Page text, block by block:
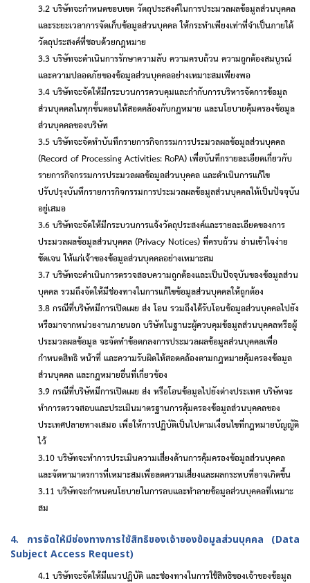
3.2 บริษัทจะกำหนดขอบเขต วัตถุประสงค์ในการประมวลผลข้อมูลส่วนบุคคล
และระยะเวลาการจัดเก็บข้อมูลส่วนบุคคล ให้กระทำเพียงเท่าที่จำเป็นภายใต้
วัตถุประสงค์ที่ชอบด้วยกฎหมาย
3.3 บริษัทจะดำเนินการรักษาความลับ ความครบถ้วน ความถูกต้องสมบูรณ์
และความปลอดภัยของข้อมูลส่วนบุคคลอย่างเหมาะสมเพียงพอ
3.4 บริษัทจะจัดให้มีกระบวนการควบคุมและกำกับการบริหารจัดการข้อมูล
ส่วนบุคคลในทุกขั้นตอนให้สอดคล้องกับกฎหมาย และนโยบายคุ้มครองข้อมูล
ส่วนบุคคลของบริษัท
3.5 บริษัทจะจัดทำบันทึกรายการกิจกรรมการประมวลผลข้อมูลส่วนบุคคล
(Record of Processing Activities: RoPA) เพื่อบันทึกรายละเอียดเกี่ยวกับ
รายการกิจกรรมการประมวลผลข้อมูลส่วนบุคคล และดำเนินการแก้ไข
ปรับปรุงบันทึกรายการกิจกรรมการประมวลผลข้อมูลส่วนบุคคลให้เป็นปัจจุบัน
อยู่เสมอ
3.6 บริษัทจะจัดให้มีกระบวนการแจ้งวัตถุประสงค์และรายละเอียดของการ
ประมวลผลข้อมูลส่วนบุคคล (Privacy Notices) ที่ครบถ้วน อ่านเข้าใจง่าย
ชัดเจน ให้แก่เจ้าของข้อมูลส่วนบุคคลอย่างเหมาะสม
3.7 บริษัทจะดำเนินการตรวจสอบความถูกต้องและเป็นปัจจุบันของข้อมูลส่วน
บุคคล รวมถึงจัดให้มีช่องทางในการแก้ไขข้อมูลส่วนบุคคลให้ถูกต้อง
3.8 กรณีที่บริษัทมีการเปิดเผย ส่ง โอน รวมถึงได้รับโอนข้อมูลส่วนบุคคลไปยัง
หรือมาจากหน่วยงานภายนอก บริษัทในฐานะผู้ควบคุมข้อมูลส่วนบุคคลหรือผู้
ประมวลผลข้อมูล จะจัดทำข้อตกลงการประมวลผลข้อมูลส่วนบุคคลเพื่อ
กำหนดสิทธิ หน้าที่ และความรับผิดให้สอดคล้องตามกฎหมายคุ้มครองข้อมูล
ส่วนบุคคล และกฎหมายอื่นที่เกี่ยวข้อง
3.9 กรณีที่บริษัทมีการเปิดเผย ส่ง หรือโอนข้อมูลไปยังต่างประเทศ บริษัทจะ
ทำการตรวจสอบและประเมินมาตรฐานการคุ้มครองข้อมูลส่วนบุคคลของ
ประเทศปลายทางเสมอ เพื่อให้การปฏิบัติเป็นไปตามเงื่อนไขที่กฎหมายบัญญัติ
ไว้
3.10 บริษัทจะทำการประเมินความเสี่ยงด้านการคุ้มครองข้อมูลส่วนบุคคล
และจัดหามาตรการที่เหมาะสมเพื่อลดความเสี่ยงและผลกระทบที่อาจเกิดขึ้น
3.11 บริษัทจะกำหนดนโยบายในการลบและทำลายข้อมูลส่วนบุคคลที่เหมาะ
สม
4. การจัดให้มีช่องทางการใช้สิทธิของเจ้าของข้อมูลส่วนบุคคล (Data
Subject Access Request)
4.1 บริษัทจะจัดให้มีแนวปฏิบัติ และช่องทางในการใช้สิทธิของเจ้าของข้อมูล